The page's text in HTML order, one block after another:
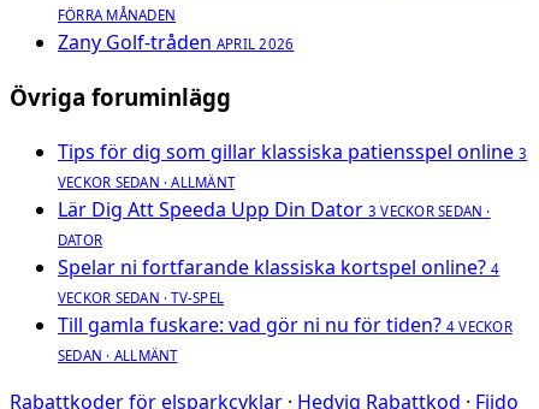
FÖRRA MÅNADEN
Zany Golf-tråden APRIL 2026
Övriga foruminlägg
Tips för dig som gillar klassiska patiensspel online 3
VECKOR SEDAN · ALLMÄNT
Lär Dig Att Speeda Upp Din Dator 3 VECKOR SEDAN ·
DATOR
Spelar ni fortfarande klassiska kortspel online? 4
VECKOR SEDAN · TV-SPEL
Till gamla fuskare: vad gör ni nu för tiden? 4 VECKOR
SEDAN · ALLMÄNT
Rabattkoder för elsparkcyklar · Hedvig Rabattkod · Fiido